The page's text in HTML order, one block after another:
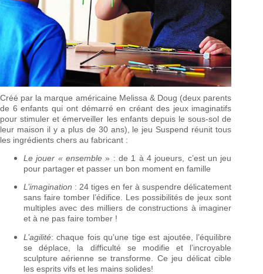
Créé par la marque américaine Melissa & Doug (deux parents
de 6 enfants qui ont démarré en créant des jeux imaginatifs
pour stimuler et émerveiller les enfants depuis le sous-sol de
leur maison il y a plus de 30 ans), le jeu Suspend réunit tous
les ingrédients chers au fabricant :
Le jouer « ensemble» : de 1 à 4 joueurs, c’est un jeu
pour partager et passer un bon moment en famille
L’imagination : 24 tiges en fer à suspendre délicatement
sans faire tomber l’édifice. Les possibilités de jeux sont
multiples avec des milliers de constructions à imaginer
et à ne pas faire tomber !
L’agilité: chaque fois qu’une tige est ajoutée, l’équilibre
se déplace, la difficulté se modifie et l’incroyable
sculpture aérienne se transforme. Ce jeu délicat cible
les esprits vifs et les mains solides!